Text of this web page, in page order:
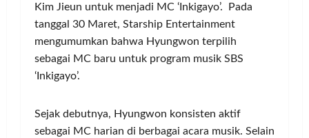
Kim Jieun untuk menjadi MC ‘Inkigayo’. Pada
tanggal 30 Maret, Starship Entertainment
mengumumkan bahwa Hyungwon terpilih
sebagai MC baru untuk program musik SBS
‘Inkigayo’.
Sejak debutnya, Hyungwon konsisten aktif
sebagai MC harian di berbagai acara musik. Selain